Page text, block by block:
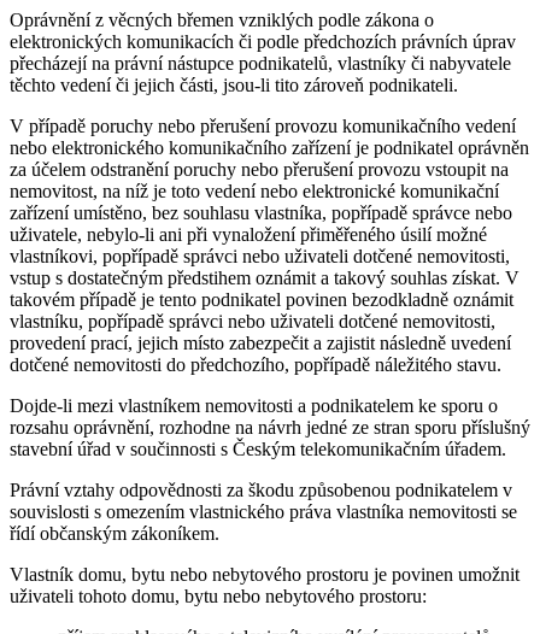
Oprávnění z věcných břemen vzniklých podle zákona o
elektronických komunikacích či podle předchozích právních úprav
přecházejí na právní nástupce podnikatelů, vlastníky či nabyvatele
těchto vedení či jejich části, jsou-li tito zároveň podnikateli.
V případě poruchy nebo přerušení provozu komunikačního vedení
nebo elektronického komunikačního zařízení je podnikatel oprávněn
za účelem odstranění poruchy nebo přerušení provozu vstoupit na
nemovitost, na níž je toto vedení nebo elektronické komunikační
zařízení umístěno, bez souhlasu vlastníka, popřípadě správce nebo
uživatele, nebylo-li ani při vynaložení přiměřeného úsilí možné
vlastníkovi, popřípadě správci nebo uživateli dotčené nemovitosti,
vstup s dostatečným předstihem oznámit a takový souhlas získat. V
takovém případě je tento podnikatel povinen bezodkladně oznámit
vlastníku, popřípadě správci nebo uživateli dotčené nemovitosti,
provedení prací, jejich místo zabezpečit a zajistit následně uvedení
dotčené nemovitosti do předchozího, popřípadě náležitého stavu.
Dojde-li mezi vlastníkem nemovitosti a podnikatelem ke sporu o
rozsahu oprávnění, rozhodne na návrh jedné ze stran sporu příslušný
stavební úřad v součinnosti s Českým telekomunikačním úřadem.
Právní vztahy odpovědnosti za škodu způsobenou podnikatelem v
souvislosti s omezením vlastnického práva vlastníka nemovitosti se
řídí občanským zákoníkem.
Vlastník domu, bytu nebo nebytového prostoru je povinen umožnit
uživateli tohoto domu, bytu nebo nebytového prostoru: